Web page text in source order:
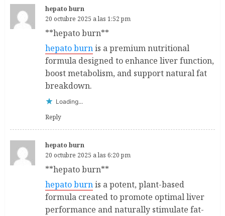
hepato burn
20 octubre 2025 a las 1:52 pm
**hepato burn**
hepato burnis a premium nutritional
formula designed to enhance liver function,
boost metabolism, and support natural fat
breakdown.
Loading...
Reply
hepato burn
20 octubre 2025 a las 6:20 pm
** hepato burn**
hepato burnis a potent, plant-based
formula created to promote optimal liver
performance and naturally stimulate fat-